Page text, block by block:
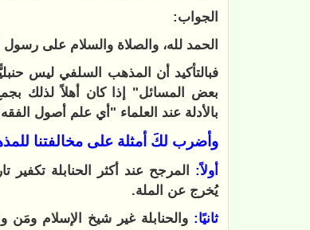
الجواب:
الحمد لله، والصلاة والسلام على رسول
فبالتأكيد أن المذهب السلفي ليس
بعض المسائل" إذا كان أهلاً لذلك
بالأدلة عند العلماء "أي علم أصول
وأضرب لكَ أمثلة على مخالفتنا
أولاً: المرجح عند أكثر الحنابلة
يُخرج عن الملة.
ثانيًا:والحنابلة غير شيخ الإسلام